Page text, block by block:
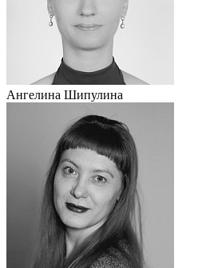
Ангелина Шипулина